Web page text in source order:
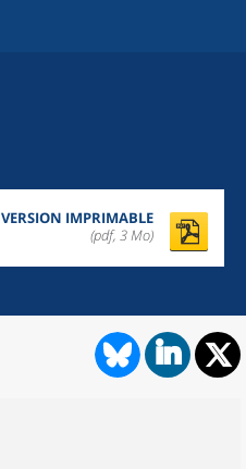
VERSION IMPRIMABLE
(pdf, 3 Mo)